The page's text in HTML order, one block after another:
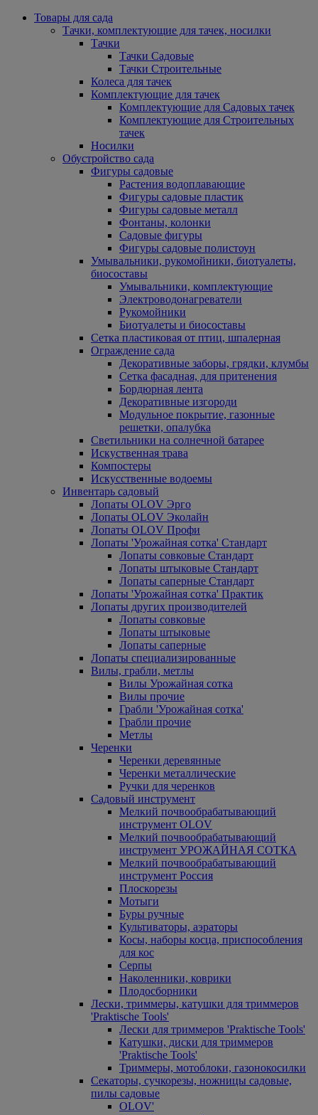
Товары для сада
Тачки, комплектующие для тачек, носилки
Тачки
Тачки Садовые
Тачки Строительные
Колеса для тачек
Комплектующие для тачек
Комплектующие для Садовых тачек
Комплектующие для Строительных
тачек
Носилки
Обустройство сада
Фигуры садовые
Растения водоплавающие
Фигуры садовые пластик
Фигуры садовые металл
Фонтаны, колонки
Садовые фигуры
Фигуры садовые полистоун
Умывальники, рукомойники, биотуалеты,
биосоставы
Умывальники, комплектующие
Электроводонагреватели
Рукомойники
Биотуалеты и биосоставы
Сетка пластиковая от птиц, шпалерная
Ограждение сада
Декоративные заборы, грядки, клумбы
Сетка фасадная, для притенения
Бордюрная лента
Декоративные изгороди
Модульное покрытие, газонные
решетки, опалубка
Светильники на солнечной батарее
Искуственная трава
Компостеры
Искусственные водоемы
Инвентарь садовый
Лопаты OLOV Эрго
Лопаты OLOV Эколайн
Лопаты OLOV Профи
Лопаты 'Урожайная сотка' Стандарт
Лопаты совковые Стандарт
Лопаты штыковые Стандарт
Лопаты саперные Стандарт
Лопаты 'Урожайная сотка' Практик
Лопаты других производителей
Лопаты совковые
Лопаты штыковые
Лопаты саперные
Лопаты специализированные
Вилы, грабли, метлы
Вилы Урожайная сотка
Вилы прочие
Грабли 'Урожайная сотка'
Грабли прочие
Метлы
Черенки
Черенки деревянные
Черенки металлические
Ручки для черенков
Садовый инструмент
Мелкий почвообрабатывающий
инструмент OLOV
Мелкий почвообрабатывающий
инструмент УРОЖАЙНАЯ СОТКА
Мелкий почвообрабатывающий
инструмент Россия
Плоскорезы
Мотыги
Буры ручные
Культиваторы, аэраторы
Косы, наборы косца, приспособления
для кос
Серпы
Наколенники, коврики
Плодосборники
Лески, триммеры, катушки для триммеров
'Praktische Tools'
Лески для триммеров 'Praktische Tools'
Катушки, диски для триммеров
'Praktische Tools'
Триммеры, мотоблоки, газонокосилки
Секаторы, сучкорезы, ножницы садовые,
пилы садовые
OLOV'